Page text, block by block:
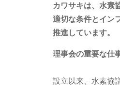
カワサキは、水素
適切な条件とイン
推進しています。
理事会の重要な仕
設立以来、水素協